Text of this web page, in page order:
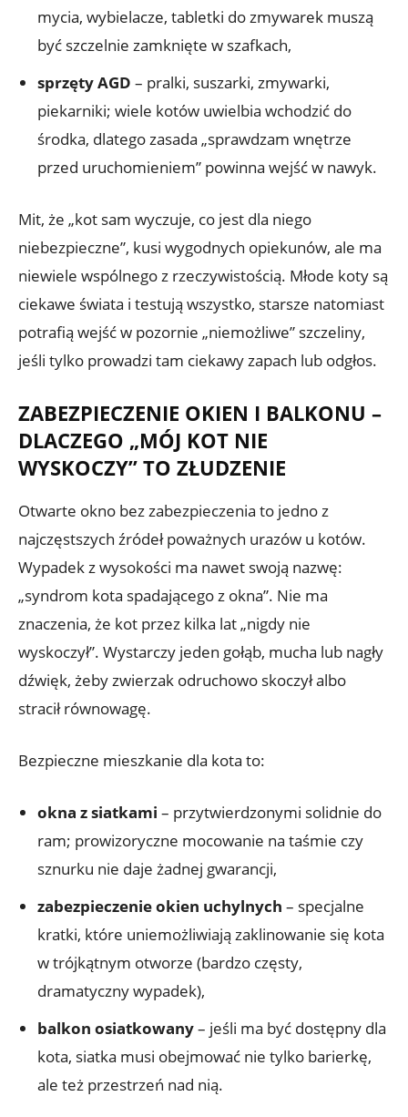
mycia, wybielacze, tabletki do zmywarek muszą
być szczelnie zamknięte w szafkach,
sprzęty AGD – pralki, suszarki, zmywarki,
piekarniki; wiele kotów uwielbia wchodzić do
środka, dlatego zasada „sprawdzam wnętrze
przed uruchomieniem” powinna wejść w nawyk.
Mit, że „kot sam wyczuje, co jest dla niego
niebezpieczne”, kusi wygodnych opiekunów, ale ma
niewiele wspólnego z rzeczywistością. Młode koty są
ciekawe świata i testują wszystko, starsze natomiast
potrafią wejść w pozornie „niemożliwe” szczeliny,
jeśli tylko prowadzi tam ciekawy zapach lub odgłos.
ZABEZPIECZENIE OKIEN I BALKONU –
DLACZEGO „MÓJ KOT NIE
WYSKOCZY” TO ZŁUDZENIE
Otwarte okno bez zabezpieczenia to jedno z
najczęstszych źródeł poważnych urazów u kotów.
Wypadek z wysokości ma nawet swoją nazwę:
„syndrom kota spadającego z okna”. Nie ma
znaczenia, że kot przez kilka lat „nigdy nie
wyskoczył”. Wystarczy jeden gołąb, mucha lub nagły
dźwięk, żeby zwierzak odruchowo skoczył albo
stracił równowagę.
Bezpieczne mieszkanie dla kota to:
okna z siatkami – przytwierdzonymi solidnie do
ram; prowizoryczne mocowanie na taśmie czy
sznurku nie daje żadnej gwarancji,
zabezpieczenie okien uchylnych – specjalne
kratki, które uniemożliwiają zaklinowanie się kota
w trójkątnym otworze (bardzo częsty,
dramatyczny wypadek),
balkon osiatkowany– jeśli ma być dostępny dla
kota, siatka musi obejmować nie tylko barierkę,
ale też przestrzeń nad nią.